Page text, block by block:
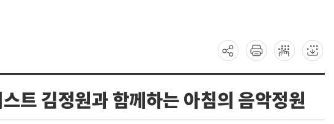
트 김정원과 함께하는 아침의 음악정원